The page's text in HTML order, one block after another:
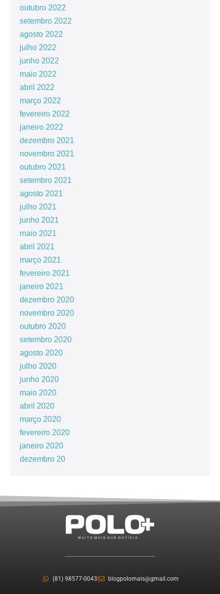
outubro 2022
setembro 2022
agosto 2022
julho 2022
junho 2022
maio 2022
abril 2022
março 2022
fevereiro 2022
janeiro 2022
dezembro 2021
novembro 2021
outubro 2021
setembro 2021
agosto 2021
julho 2021
junho 2021
maio 2021
abril 2021
março 2021
fevereiro 2021
janeiro 2021
dezembro 2020
novembro 2020
outubro 2020
setembro 2020
agosto 2020
julho 2020
junho 2020
maio 2020
abril 2020
março 2020
fevereiro 2020
janeiro 2020
dezembro 20
(81) 98577-0043 blogpolomais@gmail.com